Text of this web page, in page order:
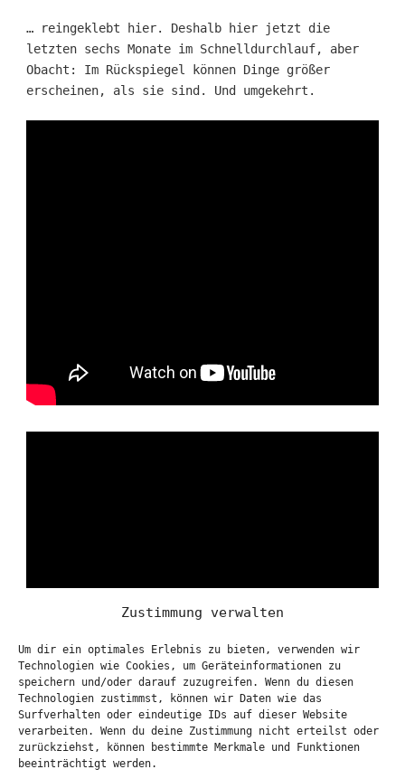
Zustimmung verwalten
Um dir ein optimales Erlebnis zu bieten, verwenden wir
Technologien wie Cookies, um Geräteinformationen zu
speichern und/oder darauf zuzugreifen. Wenn du diesen
Technologien zustimmst, können wir Daten wie das
Surfverhalten oder eindeutige IDs auf dieser Website
verarbeiten. Wenn du deine Zustimmung nicht erteilst oder
zurückziehst, können bestimmte Merkmale und Funktionen
beeinträchtigt werden.
… reingeklebt hier. Deshalb hier jetzt die
letzten sechs Monate im Schnelldurchlauf, aber
Obacht: Im Rückspiegel können Dinge größer
erscheinen, als sie sind. Und umgekehrt.